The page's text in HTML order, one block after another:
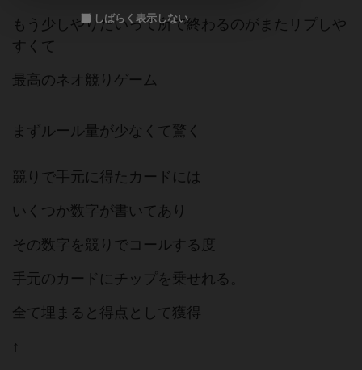
もう少しやりたいって所で終わるのがまたリプしや
すくて
最高のネオ競りゲーム
まずルール量が少なくて驚く
競りで手元に得たカードには
いくつか数字が書いてあり
その数字を競りでコールする度
手元のカードにチップを乗せれる。
全て埋まると得点として獲得
↑
しばらく表示しない